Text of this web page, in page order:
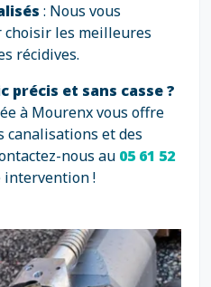
: Nous vous
choisir les meilleures
récidives.
précis et sans casse ?
à Mourenx vous offre
canalisations et des
nous au 05 61 52
!